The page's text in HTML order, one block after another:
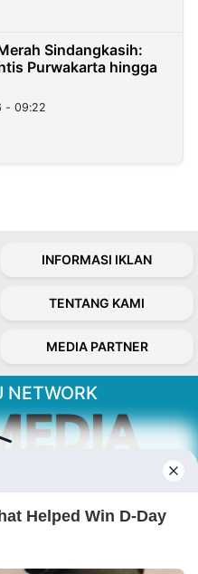
Sindangkasih:
Purwakarta hingga
- 09:22
INFORMASI IKLAN
TENTANG KAMI
MEDIA PARTNER
NETWORK
berita aktual dan